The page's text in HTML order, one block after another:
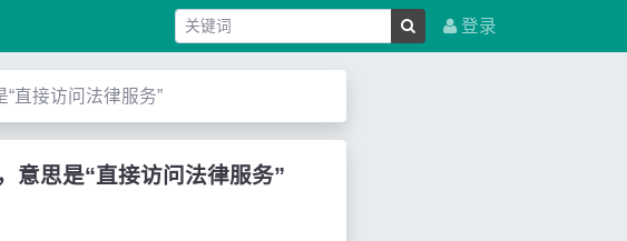
登录
“直接访问法律服务”
思是“直接访问法律服务”